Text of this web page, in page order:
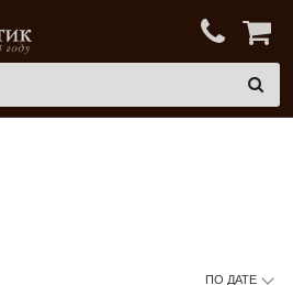
ПО ДАТЕ